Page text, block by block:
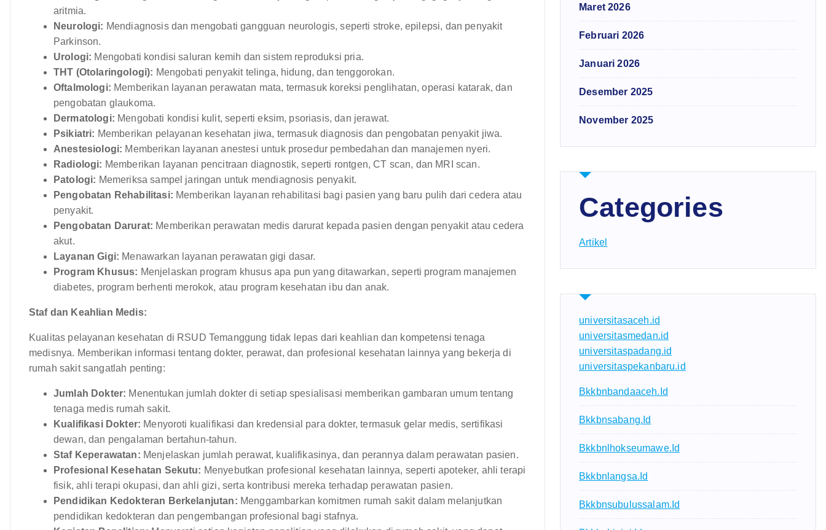
aritmia.
Neurologi: Mendiagnosis dan mengobati gangguan neurologis, seperti stroke, epilepsi, dan penyakit
Parkinson.
Urologi: Mengobati kondisi saluran kemih dan sistem reproduksi pria.
THT (Otolaringologi): Mengobati penyakit telinga, hidung, dan tenggorokan.
Oftalmologi: Memberikan layanan perawatan mata, termasuk koreksi penglihatan, operasi katarak, dan
pengobatan glaukoma.
Dermatologi: Mengobati kondisi kulit, seperti eksim, psoriasis, dan jerawat.
Psikiatri: Memberikan pelayanan kesehatan jiwa, termasuk diagnosis dan pengobatan penyakit jiwa.
Anestesiologi: Memberikan layanan anestesi untuk prosedur pembedahan dan manajemen nyeri.
Radiologi: Memberikan layanan pencitraan diagnostik, seperti rontgen, CT scan, dan MRI scan.
Patologi: Memeriksa sampel jaringan untuk mendiagnosis penyakit.
Pengobatan Rehabilitasi: Memberikan layanan rehabilitasi bagi pasien yang baru pulih dari cedera atau
penyakit.
Pengobatan Darurat: Memberikan perawatan medis darurat kepada pasien dengan penyakit atau cedera
akut.
Layanan Gigi: Menawarkan layanan perawatan gigi dasar.
Program Khusus: Menjelaskan program khusus apa pun yang ditawarkan, seperti program manajemen
diabetes, program berhenti merokok, atau program kesehatan ibu dan anak.
Staf dan Keahlian Medis:
Kualitas pelayanan kesehatan di RSUD Temanggung tidak lepas dari keahlian dan kompetensi tenaga
medisnya. Memberikan informasi tentang dokter, perawat, dan profesional kesehatan lainnya yang bekerja di
rumah sakit sangatlah penting:
Jumlah Dokter: Menentukan jumlah dokter di setiap spesialisasi memberikan gambaran umum tentang
tenaga medis rumah sakit.
Kualifikasi Dokter: Menyoroti kualifikasi dan kredensial para dokter, termasuk gelar medis, sertifikasi
dewan, dan pengalaman bertahun-tahun.
Staf Keperawatan: Menjelaskan jumlah perawat, kualifikasinya, dan perannya dalam perawatan pasien.
Profesional Kesehatan Sekutu: Menyebutkan profesional kesehatan lainnya, seperti apoteker, ahli terapi
fisik, ahli terapi okupasi, dan ahli gizi, serta kontribusi mereka terhadap perawatan pasien.
Pendidikan Kedokteran Berkelanjutan: Menggambarkan komitmen rumah sakit dalam melanjutkan
pendidikan kedokteran dan pengembangan profesional bagi stafnya.
Maret 2026
Februari 2026
Januari 2026
Desember 2025
November 2025
Categories
Artikel
universitasaceh.id
universitasmedan.id
universitaspadang.id
universitaspekanbaru.id
Bkkbnbandaaceh.id
Bkkbnsabang.id
Bkkbnlhokseumawe.id
Bkkbnlangsa.id
Bkkbnsubulussalam.id